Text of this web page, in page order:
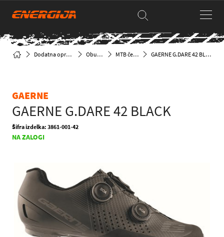
Dodatna oprema Obutev MTB čevlji GAERNE G.DARE 42 BLACK
GAERNE
GAERNE G.DARE 42 BLACK
Šifra izdelka: 3861-001-42
NA ZALOGI